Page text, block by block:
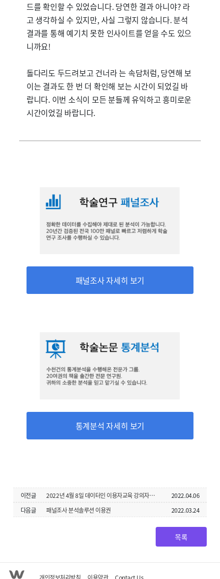
드를 확인할 수 있었습니다. 당연한 결과 아니야? 라
고 생각하실 수 있지만, 사실 그렇지 않습니다. 분석
결과를 통해 예기치 못한 인사이트를 얻을 수도 있으
니까요!
돌다리도 두드려보고 건너라 는 속담처럼, 당연해 보
이는 결과도 한 번 더 확인해 보는 시간이 되었길 바
랍니다. 이번 소식이 모든 분들께 유익하고 흥미로운
시간이었길 바랍니다.
패널조사 자세히 보기
통계분석 자세히 보기
이전글 2022년 4월 8일 데이터인 이용자교육 강의자료&데이터 안내
2022.04.06
다음글
패널조사 분석솔루션 이용권 2022.03.24
목록
개인정보처리방침 이용약관 Contact Us